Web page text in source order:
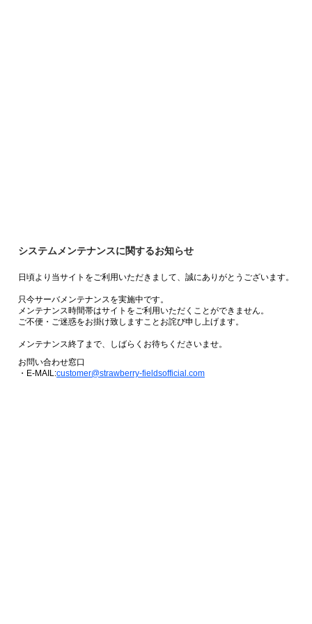
システムメンテナンスに関するお知らせ
日頃より当サイトをご利用いただきまして、誠にありがとうございます。
只今サーバメンテナンスを実施中です。
メンテナンス時間帯はサイトをご利用いただくことができません。
ご不便・ご迷惑をお掛け致しますことお詫び申し上げます。
メンテナンス終了まで、しばらくお待ちくださいませ。
お問い合わせ窓口
・E-MAIL:customer@strawberry-fieldsofficial.com